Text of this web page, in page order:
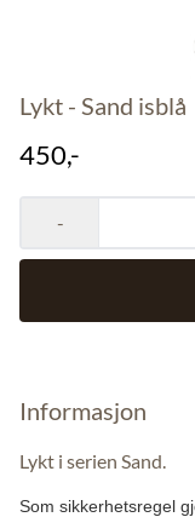
Lykt - Sand isblå
450,-
-
Informasjon
Lykt i serien Sand.
Som sikkerhetsregel